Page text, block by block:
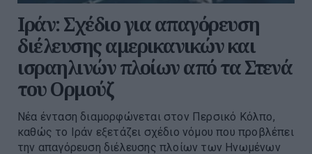
Ιράν: Σχέδιο για απαγόρευση
διέλευσης αμερικανικών και
ισραηλινών πλοίων από τα Στενά
του Ορμούζ
Νέα ένταση διαμορφώνεται στον Περσικό Κόλπο,
καθώς το Ιράν εξετάζει σχέδιο νόμου που προβλέπει
την απαγόρευση διέλευσης πλοίων των Ηνωμένων